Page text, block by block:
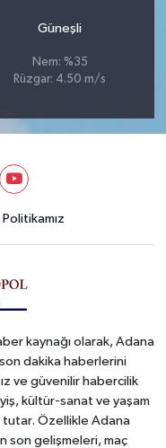
Güneşli
Nem: %35
Rüzgar: 4.50 m/s
kaynağı olarak, Adana
dakika haberlerini
ve güvenilir habercilik
kültür-sanat ve yaşam
tutar. Özellikle Adana
son gelişmeleri, maç